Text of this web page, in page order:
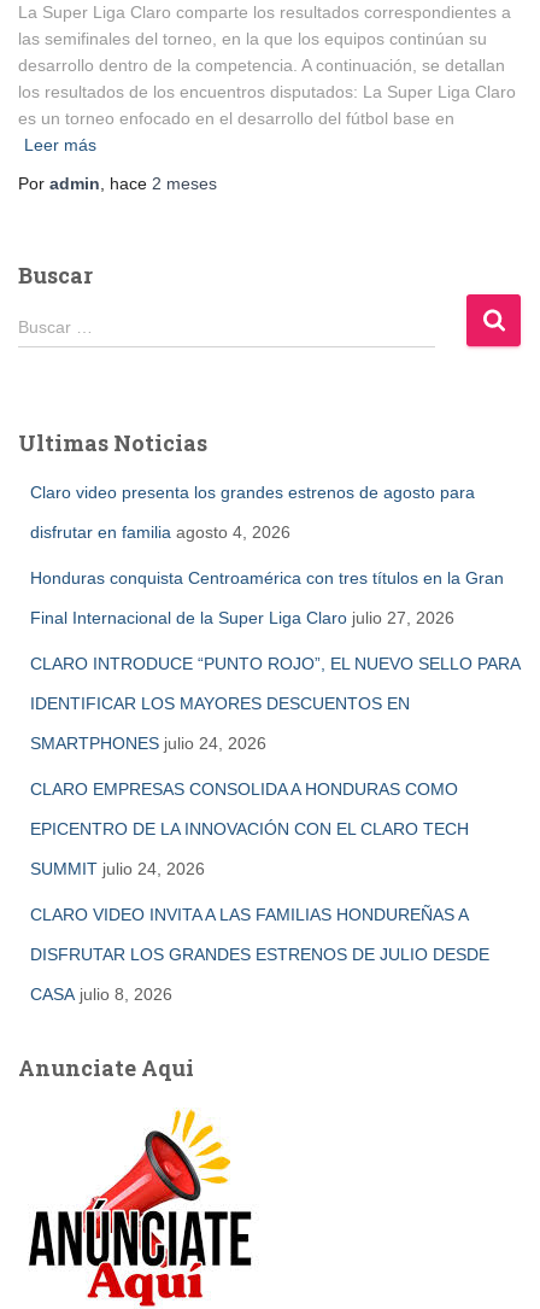
La Super Liga Claro comparte los resultados correspondientes a
las semifinales del torneo, en la que los equipos continúan su
desarrollo dentro de la competencia. A continuación, se detallan
los resultados de los encuentros disputados: La Super Liga Claro
es un torneo enfocado en el desarrollo del fútbol base en
Leer más
Por admin , hace 2 meses
Buscar
B
u
r
Buscar …
Ultimas Noticias
Claro video presenta los grandes estrenos de agosto para
disfrutar en familia agosto 4, 2026
Honduras conquista Centroamérica con tres títulos en la Gran
Final Internacional de la Super Liga Claro julio 27, 2026
CLARO INTRODUCE “PUNTO ROJO”, EL NUEVO SELLO PARA
IDENTIFICAR LOS MAYORES DESCUENTOS EN
SMARTPHONES julio 24, 2026
CLARO EMPRESAS CONSOLIDA A HONDURAS COMO
EPICENTRO DE LA INNOVACIÓN CON EL CLARO TECH
SUMMIT julio 24, 2026
CLARO VIDEO INVITA A LAS FAMILIAS HONDUREÑAS A
DISFRUTAR LOS GRANDES ESTRENOS DE JULIO DESDE
CASA julio 8, 2026
Anunciate Aqui